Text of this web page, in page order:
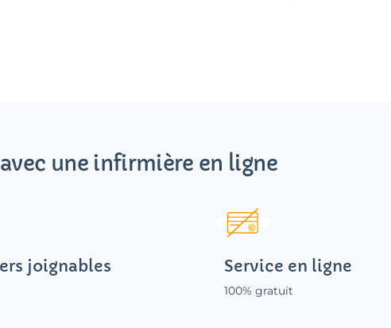
une infirmière en ligne
joignables Service en ligne
100% gratuit